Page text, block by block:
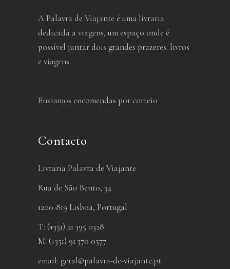
A Palavra de Viajante é uma livraria
dedicada a viagens, um espaço onde é
possível juntar dois grandes prazeres: livros
e viagens.
Enviamos encomendas por correio
Contacto
Livraria Palavra de Viajante
Rua de São Bento, 34
1200-819 Lisboa, Portugal
T: (+351) 21 395 0328
M: (+351) 91 370 0577
email: geral@palavra-de-viajante.pt